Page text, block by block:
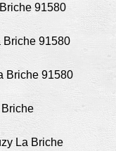
91580
Briche 91580
Briche 91580
La Briche